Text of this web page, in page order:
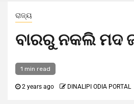
ରାଜ୍ୟ
ବାରରୁ ନକଲି ମଦ
1 min read
2 years ago DINALIPI ODIA PORTAL